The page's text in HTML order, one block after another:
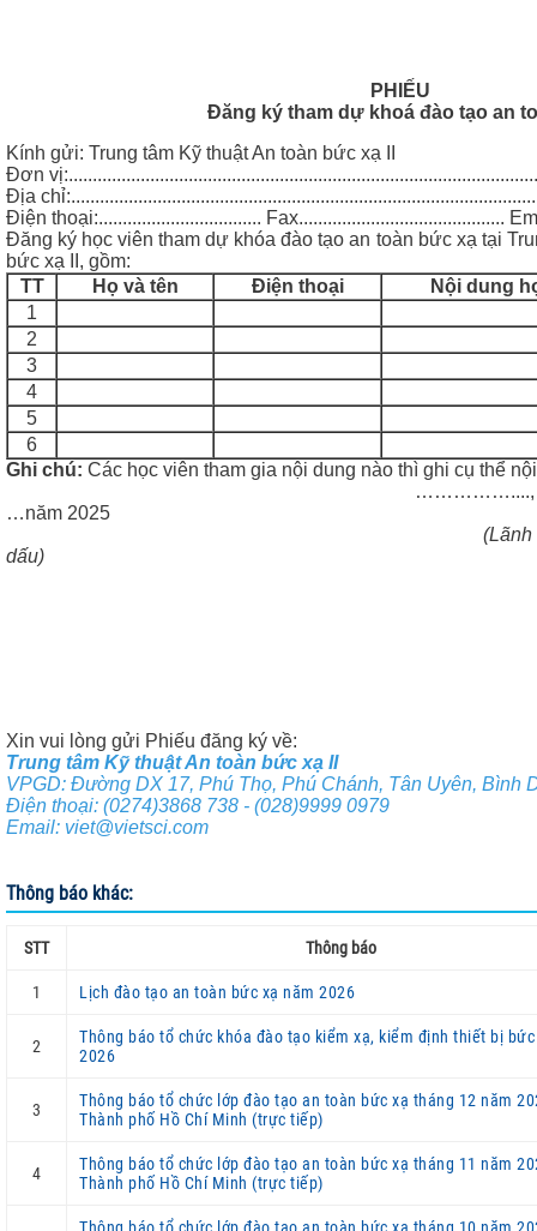
PHIẾU
Đăng ký tham dự khoá đào tạo an
Kính gửi: Trung tâm Kỹ thuật An toàn bức xạ II
Đơn
Địa
Điện thoại:.................................. Fax...........................................
Đăng ký học viên tham dự khóa đào tạo an toàn bức xạ tại
bức xạ II, gồm:
TT
Họ và tên Điện thoại
Nội dung
1
2
3
4
5
6
Ghi chú: Các học viên tham gia nội dung nào thì ghi cụ thể
……………....,
…năm 2025
(Lãnh đạo đơn vị ký
dấu)
Xin vui lòng gửi Phiếu đăng ký về:
Trung tâm Kỹ thuật An toàn bức xạ II
VPGD: Đường DX 17, Phú Thọ, Phú Chánh, Tân Uyên, Bình
Điện thoại: (0274)3868 738 - (028)9999 0979
Email: viet@vietsci.com
Thông báo khác:
STT Thông báo
1 Lịch đào tạo an toàn bức xạ năm 2026
2
Thông báo tổ chức khóa đào tạo kiểm xạ, kiểm định thiết bị
2026
3
Thông báo tổ chức lớp đào tạo an toàn bức xạ tháng 12 năm
Thành phố Hồ Chí Minh (trực tiếp)
4
Thông báo tổ chức lớp đào tạo an toàn bức xạ tháng 11 năm
Thành phố Hồ Chí Minh (trực tiếp)
Thông báo tổ chức lớp đào tạo an toàn bức xạ tháng 10 năm